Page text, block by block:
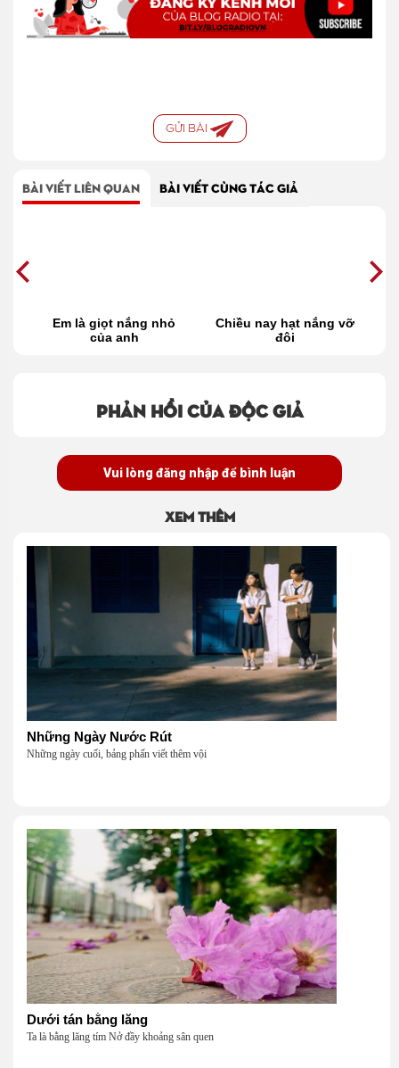
GỬI BÀI
BÀI VIẾT LIÊN QUAN BÀI VIẾT CÙNG TÁC GIẢ
Em là giọt nắng nhỏ
của anh
Chiều nay hạt nắng vỡ
đôi
Phản hồi của độc giả
Vui lòng đăng nhập để bình luận
Xem thêm
Những Ngày Nước Rút
Những ngày cuối, bảng phấn viết thêm vội
Dưới tán bằng lăng
Ta là bằng lăng tím Nở đầy khoảng sân quen